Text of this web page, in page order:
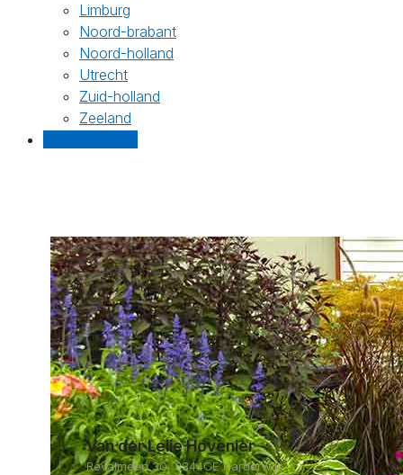
Limburg
Noord-brabant
Noord-holland
Utrecht
Zuid-holland
Zeeland
Van der Lelie Hovenier
Revalmeen 30, 3844CE Harderwijk